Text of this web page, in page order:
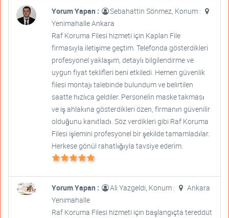
Yorum Yapan :
Sebahattin Sönmez, Konum :
Yenimahalle Ankara
Raf Koruma Filesi hizmeti için Kaplan File
firmasıyla iletişime geçtim. Telefonda gösterdikleri
profesyonel yaklaşım, detaylı bilgilendirme ve
uygun fiyat teklifleri beni etkiledi. Hemen güvenlik
filesi montajı talebinde bulundum ve belirtilen
saatte hızlıca geldiler. Personelin maske takması
ve iş ahlakına gösterdikleri özen, firmanın güvenilir
olduğunu kanıtladı. Söz verdikleri gibi Raf Koruma
Filesi işlemini profesyonel bir şekilde tamamladılar.
Herkese gönül rahatlığıyla tavsiye ederim.
Yorum Yapan : Ali Yazgeldi, Konum :
Ankara
Yenimahalle
Raf Koruma Filesi hizmeti için başlangıçta tereddüt